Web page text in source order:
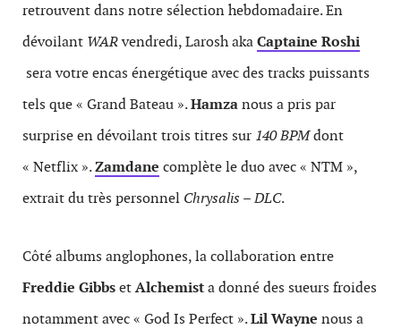
retrouvent dans notre sélection hebdomadaire. En
dévoilant WARvendredi, Larosh akaCaptaine Roshi
sera votre encas énergétique avec des tracks puissants
tels que « Grand Bateau ».Hamzanous a pris par
surprise en dévoilant trois titres sur 140 BPMdont
« Netflix ».Zamdane complète le duo avec « NTM »,
extrait du très personnel Chrysalis – DLC.
Côté albums anglophones, la collaboration entre
Freddie GibbsetAlchemista donné des sueurs froides
notamment avec « God Is Perfect ».Lil Wayne nous a